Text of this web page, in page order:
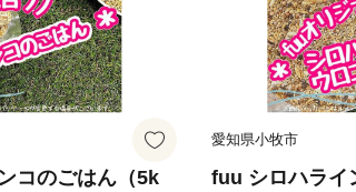
コのごはん（5k
愛知県小牧市
fuu シロハライ